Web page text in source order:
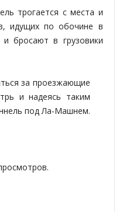
трогается с места и
идущих по обочине в
и бросают в грузовики
за проезжающие
и надеясь таким
под Ла-Машнем.